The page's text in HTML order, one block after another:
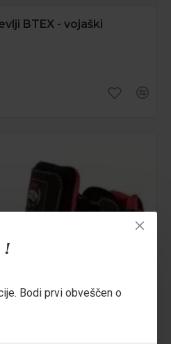
!
Bodi prvi obveščen o
BTEX - vojaški